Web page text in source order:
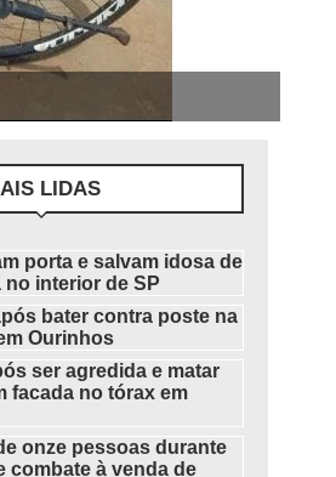
LIDAS
porta e salvam idosa de
interior de SP
bater contra poste na
Ourinhos
ser agredida e matar
facada no tórax em
onze pessoas durante
combate à venda de